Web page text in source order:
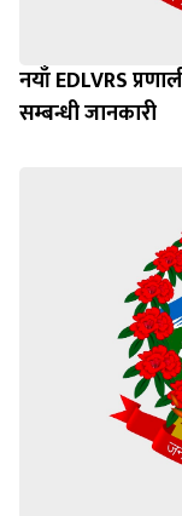
नयाँ EDLVRS
सम्बन्धी जानकारी